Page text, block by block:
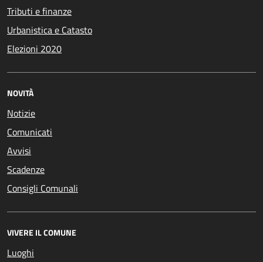
Tributi e finanze
Urbanistica e Catasto
Elezioni 2020
NOVITÀ
Notizie
Comunicati
Avvisi
Scadenze
Consigli Comunali
VIVERE IL COMUNE
Luoghi